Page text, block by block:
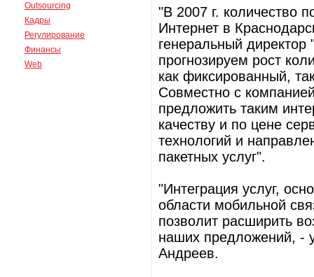
Outsourcing
Кадры
Регулирование
Финансы
Web
"В 2007 г. количество
Интернет в
генеральный
прогнозируем рост
как фиксированный,
Совместно с
предложить таким
качеству и по цене
технологий и
пакетных услуг".
"Интеграция услуг,
области мобильной
позволит расширить
наших предложений, -
Андреев.